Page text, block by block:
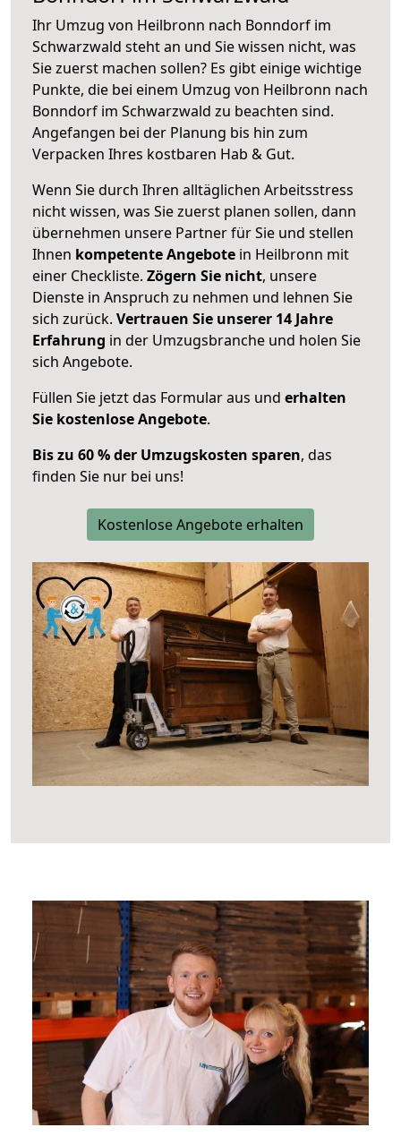
Ihr Umzug von Heilbronn nach Bonndorf im
Schwarzwald steht an und Sie wissen nicht, was
Sie zuerst machen sollen? Es gibt einige wichtige
Punkte, die bei einem Umzug von Heilbronn nach
Bonndorf im Schwarzwald zu beachten sind.
Angefangen bei der Planung bis hin zum
Verpacken Ihres kostbaren Hab & Gut.
Wenn Sie durch Ihren alltäglichen Arbeitsstress
nicht wissen, was Sie zuerst planen sollen, dann
übernehmen unsere Partner für Sie und stellen
Ihnen kompetente Angebote in Heilbronn mit
einer Checkliste. Zögern Sie nicht, unsere
Dienste in Anspruch zu nehmen und lehnen Sie
sich zurück. Vertrauen Sie unserer 14 Jahre
Erfahrung in der Umzugsbranche und holen Sie
sich Angebote.
Füllen Sie jetzt das Formular aus und erhalten
Sie kostenlose Angebote.
Bis zu 60 % der Umzugskosten sparen, das
finden Sie nur bei uns!
Kostenlose Angebote erhalten